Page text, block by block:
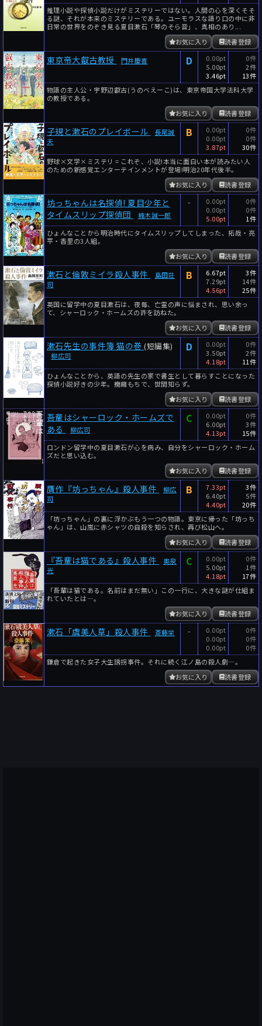
推理小説や探偵小説だけがミステリーではない。人間の心を深くそそ
る謎、それが本来のミステリーである。ユーモラスな語り口の中に非
日常の世界をのぞき見る夏目漱石「琴のそら音」、真相のあり...
読書登録
お気に入り
東京帝大叡古教授 門井慶喜 D
0.00pt
5.00pt
3.46pt
0件
2件
13件
物語の主人公・宇野辺叡古(うのべえーこ)は、東京帝国大学法科大学
の教授である。
読書登録
お気に入り
子規と漱石のプレイボール
長尾誠
夫
B
0.00pt
0.00pt
3.87pt
0件
0件
30件
野球×文学×ミステリ = これぞ、小説!本当に面白い本が読みたい人
のための新感覚エンターテインメントが登場!明治20年代後半。
読書登録
お気に入り
坊っちゃんは名探偵! 夏目少年と
タイムスリップ探偵団
楠木誠一郎
-
0.00pt
0.00pt
5.00pt
0件
0件
1件
ひょんなことから明治時代にタイムスリップしてしまった、拓哉・亮
平・香里の3人組。
読書登録
お気に入り
漱石と倫敦ミイラ殺人事件
島田荘
司
B
6.67pt
7.29pt
4.56pt
3件
14件
25件
英国に留学中の夏目漱石は、夜毎、亡霊の声に悩まされ、思い余っ
て、シャーロック・ホームズの許を訪ねた。
読書登録
お気に入り
漱石先生の事件簿 猫の巻 (短編集)
柳広司
D
0.00pt
3.50pt
4.18pt
0件
2件
11件
ひょんなことから、英語の先生の家で書生として暮らすことになった
探偵小説好きの少年。癇癪もちで、世間知らず。
読書登録
お気に入り
吾輩はシャーロック・ホームズで
ある
柳広司
C
0.00pt
6.00pt
4.13pt
0件
3件
15件
ロンドン留学中の夏目漱石が心を病み、自分をシャーロック・ホーム
ズだと思い込む。
読書登録
お気に入り
贋作『坊っちゃん』殺人事件
柳広
司
B
7.33pt
6.40pt
4.40pt
3件
5件
20件
「坊っちゃん」の裏に浮かぶもう一つの物語。東京に帰った「坊っち
ゃん」は、山嵐に赤シャツの自殺を知らされ、再び松山へ。
読書登録
お気に入り
『吾輩は猫である』殺人事件
奥泉
光
C
0.00pt
5.00pt
4.18pt
0件
1件
17件
「吾輩は猫である。名前はまだ無い」この一行に、大きな謎が仕組ま
れていたとは―。
読書登録
お気に入り
漱石「虞美人草」殺人事件 斎藤栄 -
0.00pt
0.00pt
0.00pt
0件
0件
0件
鎌倉で起きた女子大生誘拐事件。それに続く江ノ島の殺人劇―。
読書登録
お気に入り